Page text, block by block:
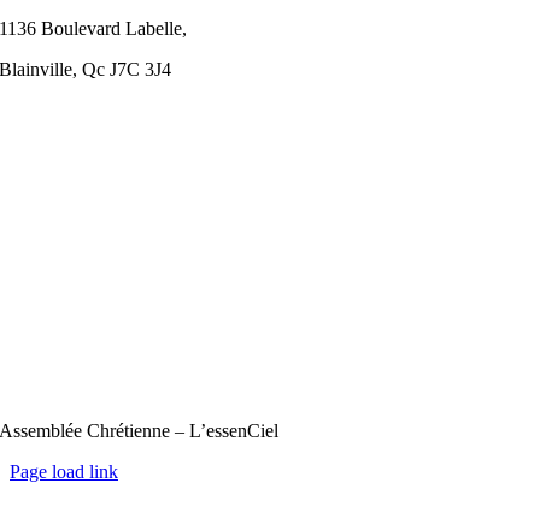
1136 Boulevard Labelle,
Blainville, Qc J7C 3J4
Assemblée Chrétienne – L’essenCiel
Page load link